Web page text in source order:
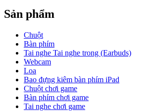
Sản phẩm
Chuột
Bàn phím
Tai nghe Tai nghe trong (Earbuds)
Webcam
Loa
Bao đựng kiêm bàn phím iPad
Chuột chơi game
Bàn phím chơi game
Tai nghe chơi game